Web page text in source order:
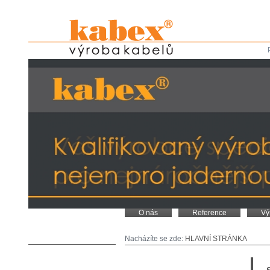
O nás Reference
Nacházíte se zde: HLAVNÍ STRÁNKA